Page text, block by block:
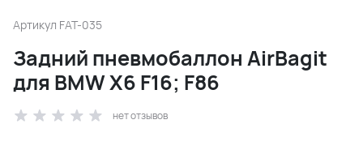
Артикул FAT-035
Задний пневмобаллон AirBagit
для BMW X6 F16; F86
нет отзывов